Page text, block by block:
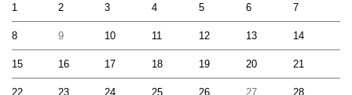
1 2 3 4 5 6 7
8 9 10 11 12 13 14
15 16 17 18 19 20 21
22 23 24 25 26 27 28